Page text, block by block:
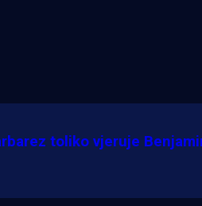
toliko vjeruje